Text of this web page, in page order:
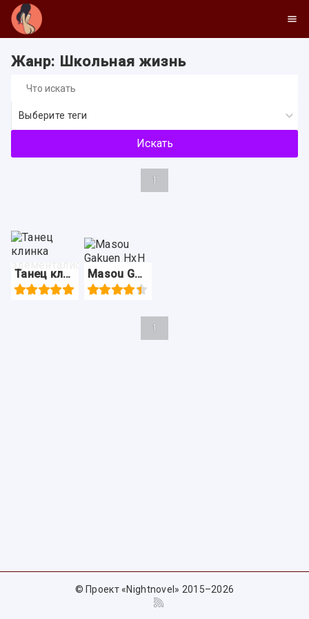
Жанр: Школьная жизнь
Выберите теги
Искать
1
Танец клинка элементалистов Masou Gakuen HxH
1
© Проект «Nightnovel» 2015–2026